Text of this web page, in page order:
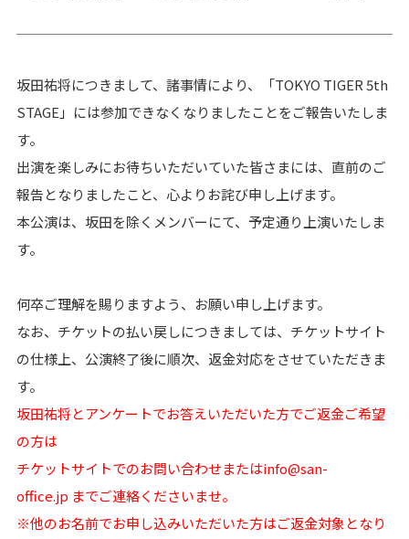
坂田祐将につきまして、諸事情により、「TOKYO TIGER 5th
STAGE」には参加できなくなりましたことをご報告いたしま
す。
出演を楽しみにお待ちいただいていた皆さまには、直前のご
報告となりましたこと、心よりお詫び申し上げます。
本公演は、坂田を除くメンバーにて、予定通り上演いたしま
す。
何卒ご理解を賜りますよう、お願い申し上げます。
なお、チケットの払い戻しにつきましては、チケットサイト
の仕様上、公演終了後に順次、返金対応をさせていただきま
す。
坂田祐将とアンケートでお答えいただいた方でご返金ご希望
の方は
チケットサイトでのお問い合わせまたはinfo@san-
office.jp までご連絡くださいませ。
※他のお名前でお申し込みいただいた方はご返金対象となり